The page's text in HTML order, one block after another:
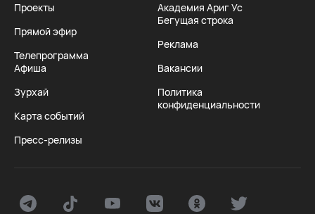
Проекты
Прямой эфир
Телепрограмма
Афиша
Зурхай
Карта событий
Пресс-релизы
Академия Ариг Ус
Бегущая строка
Реклама
Вакансии
Политика
конфиденциальности